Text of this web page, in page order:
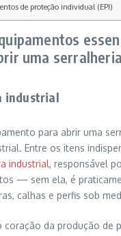
de proteção individual (EPI)
uma serralheria
industrial
para abrir uma
Entre os itens
industrial, responsável
— sem ela, é
calhas e perfis sob
coração da produção de